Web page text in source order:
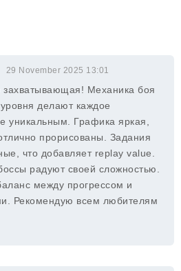
29 November 2025 13:01
захватывающая! Механика боя
делают каждое
уникальным. Графика яркая,
прорисованы. Задания
что добавляет replay value.
радуют своей сложностью.
между прогрессом и
Рекомендую всем любителям